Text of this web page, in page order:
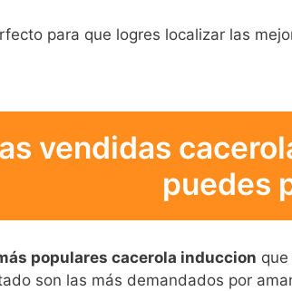
para que logres localizar las
vendidas
puedes
populares cacerola induccion
son las más demandados por